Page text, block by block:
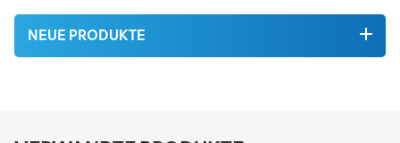
NEUE PRODUKTE